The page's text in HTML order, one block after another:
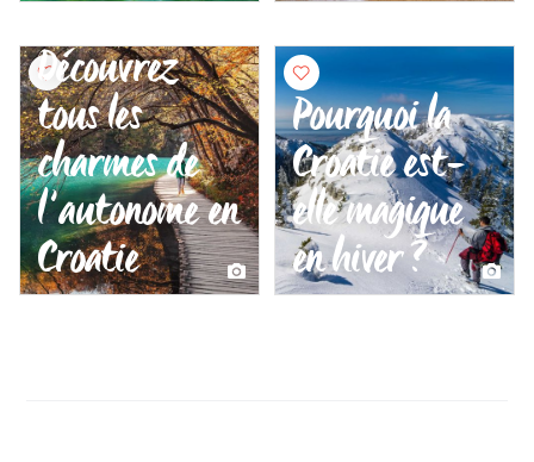
Découvrez
tous les
charmes de
l’autonome en
Croatie
Pourquoi la
Croatie est-
elle magique
en hiver ?